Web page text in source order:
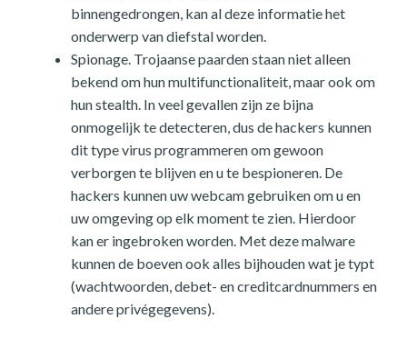
binnengedrongen, kan al deze informatie het
onderwerp van diefstal worden.
Spionage. Trojaanse paarden staan niet alleen
bekend om hun multifunctionaliteit, maar ook om
hun stealth. In veel gevallen zijn ze bijna
onmogelijk te detecteren, dus de hackers kunnen
dit type virus programmeren om gewoon
verborgen te blijven en u te bespioneren. De
hackers kunnen uw webcam gebruiken om u en
uw omgeving op elk moment te zien. Hierdoor
kan er ingebroken worden. Met deze malware
kunnen de boeven ook alles bijhouden wat je typt
(wachtwoorden, debet- en creditcardnummers en
andere privégegevens).